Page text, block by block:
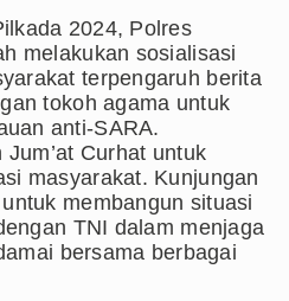
2024, Polres
melakukan sosialisasi
terpengaruh berita
tokoh agama untuk
anti-SARA.
Curhat untuk
masyarakat. Kunjungan
membangun situasi
TNI dalam menjaga
bersama berbagai